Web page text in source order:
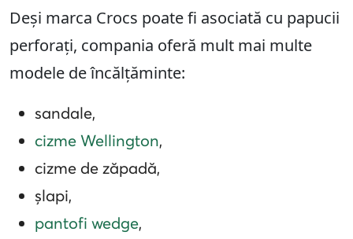
Deși marca Crocs poate fi asociată cu papucii
perforați, compania oferă mult mai multe
modele de încălțăminte:
sandale,
cizme Wellington,
cizme de zăpadă,
șlapi,
pantofi wedge,